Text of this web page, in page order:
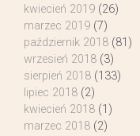
kwiecień 2019 (26)
marzec 2019 (7)
październik 2018 (81)
wrzesień 2018 (3)
sierpień 2018 (133)
lipiec 2018 (2)
kwiecień 2018 (1)
marzec 2018 (2)